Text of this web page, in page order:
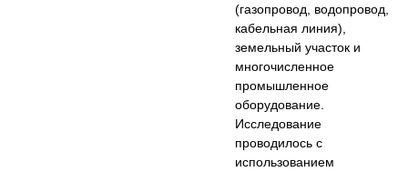
(газопровод, водопровод,
кабельная линия),
земельный участок и
многочисленное
промышленное
оборудование.
Исследование
проводилось с
использованием